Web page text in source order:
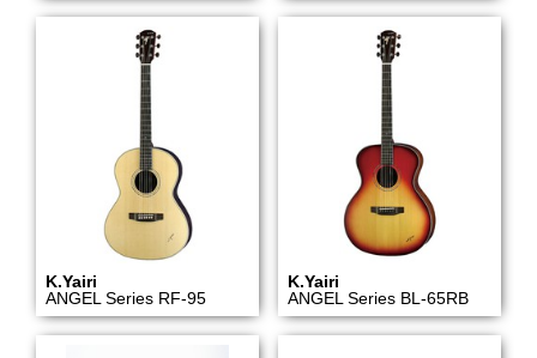
K.Yairi
ANGEL Series RF-95
K.Yairi
ANGEL Series BL-65RB